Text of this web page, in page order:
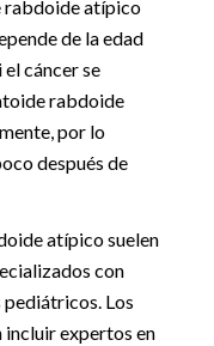
rabdoide atípico
de la edad
cáncer se
rabdoide
por lo
después de
atípico suelen
con
Los
incluir expertos en